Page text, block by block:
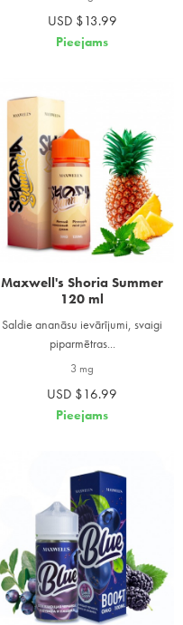
USD $13.99
Pieejams
Maxwell's Shoria Summer
120 ml
Saldie ananāsu ievārījumi, svaigi
piparmētras...
3 mg
USD $16.99
Pieejams